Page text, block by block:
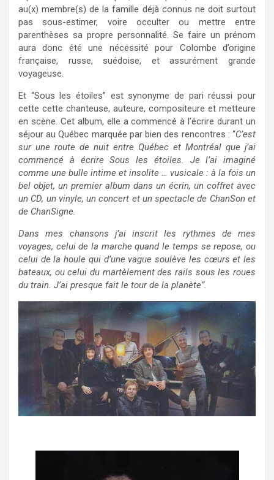
au(x) membre(s) de la famille déjà connus ne doit surtout
pas sous-estimer, voire occulter ou mettre entre
parenthèses sa propre personnalité. Se faire un prénom
aura donc été une nécessité pour Colombe d’origine
française, russe, suédoise, et assurément grande
voyageuse.
Et “Sous les étoiles” est synonyme de pari réussi pour
cette cette chanteuse, auteure, compositeure et metteure
en scène. Cet album, elle a commencé à l’écrire durant un
séjour au Québec marquée par bien des rencontres : “C’est
sur une route de nuit entre Québec et Montréal que j’ai
commencé à écrire Sous les étoiles. Je l’ai imaginé
comme une bulle intime et insolite … vusicale : à la fois un
bel objet, un premier album dans un écrin, un coffret avec
un CD, un vinyle, un concert et un spectacle de ChanSon et
de ChanSigne.
Dans mes chansons j’ai inscrit les rythmes de mes
voyages, celui de la marche quand le temps se repose, ou
celui de la houle qui d’une vague soulève les cœurs et les
bateaux, ou celui du martèlement des rails sous les roues
du train. J’ai presque fait le tour de la planète”.